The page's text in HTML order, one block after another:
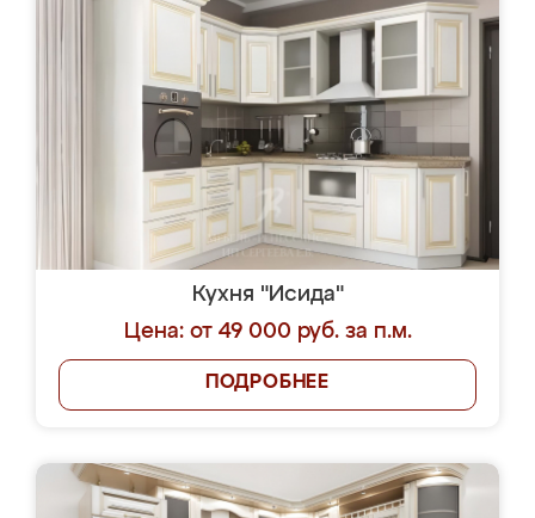
Кухня "Исида"
Цена: от 49 000 руб. за п.м.
ПОДРОБНЕЕ